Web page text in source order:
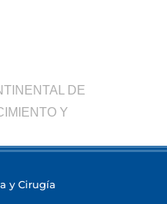
DE
Y
y Cirugía